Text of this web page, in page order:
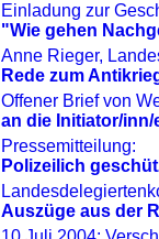
Einladung zur
"Wie gehen
Anne Rieger,
Rede zum
Offener Brief von
an die Initiator/
Pressemitteilung:
Polizeilich
Auszüge aus der